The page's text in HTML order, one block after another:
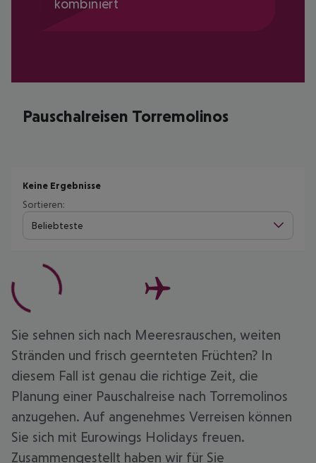
kombiniert
Pauschalreisen Torremolinos
Keine Ergebnisse
Sortieren:
Beliebteste
Sie sehnen sich nach Meeresrauschen, weiten
Stränden und frisch geernteten Früchten? In
diesem Fall ist genau die richtige Zeit, die
Planung einer Pauschalreise nach Torremolinos
anzugehen. Auf angenehmes Verreisen können
Sie sich mit Eurowings Holidays freuen.
Zusammengestellt haben wir für Sie